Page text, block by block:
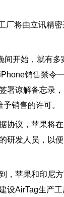
厂将由立讯精
间开始，就有多
销售禁令
署谅解备忘录
销售的许可。
协议，苹果将
研发人员，以
，苹果和印尼
设AirTag生产